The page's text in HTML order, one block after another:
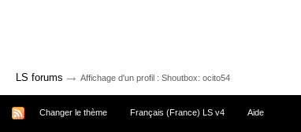
LS forums → Affichage d'un profil : Shoutbox: ocito54
Changer le thème Français (France) LS v4 Aide